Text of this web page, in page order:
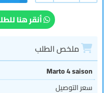
أنقر هنا
ملخص الطلب
Marto 4 saison
سعر التوصيل